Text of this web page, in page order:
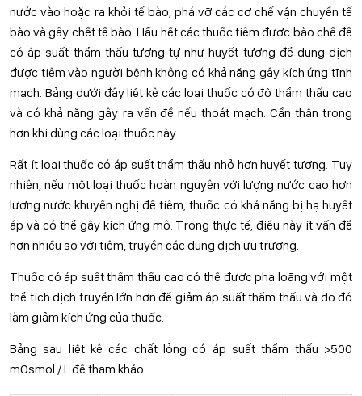
nước vào hoặc ra khỏi tế bào, phá vỡ các cơ chế vận chuyển tế
bào và gây chết tế bào. Hầu hết các thuốc tiêm được bào chế để
có áp suất thẩm thấu tương tự như huyết tương để dung dịch
được tiêm vào người bệnh không có khả năng gây kích ứng tĩnh
mạch. Bảng dưới đây liệt kê các loại thuốc có độ thẩm thấu cao
và có khả năng gây ra vấn đề nếu thoát mạch. Cần thận trọng
hơn khi dùng các loại thuốc này.
Rất ít loại thuốc có áp suất thẩm thấu nhỏ hơn huyết tương. Tuy
nhiên, nếu một loại thuốc hoàn nguyên với lượng nước cao hơn
lượng nước khuyến nghị để tiêm, thuốc có khả năng bị hạ huyết
áp và có thể gây kích ứng mô. Trong thực tế, điều này ít vấn đề
hơn nhiều so với tiêm, truyền các dung dịch ưu trương.
Thuốc có áp suất thẩm thấu cao có thể được pha loãng với một
thể tích dịch truyền lớn hơn để giảm áp suất thẩm thấu và do đó
làm giảm kích ứng của thuốc.
Bảng sau liệt kê các chất lỏng có áp suất thẩm thấu >500
mOsmol / L để tham khảo.